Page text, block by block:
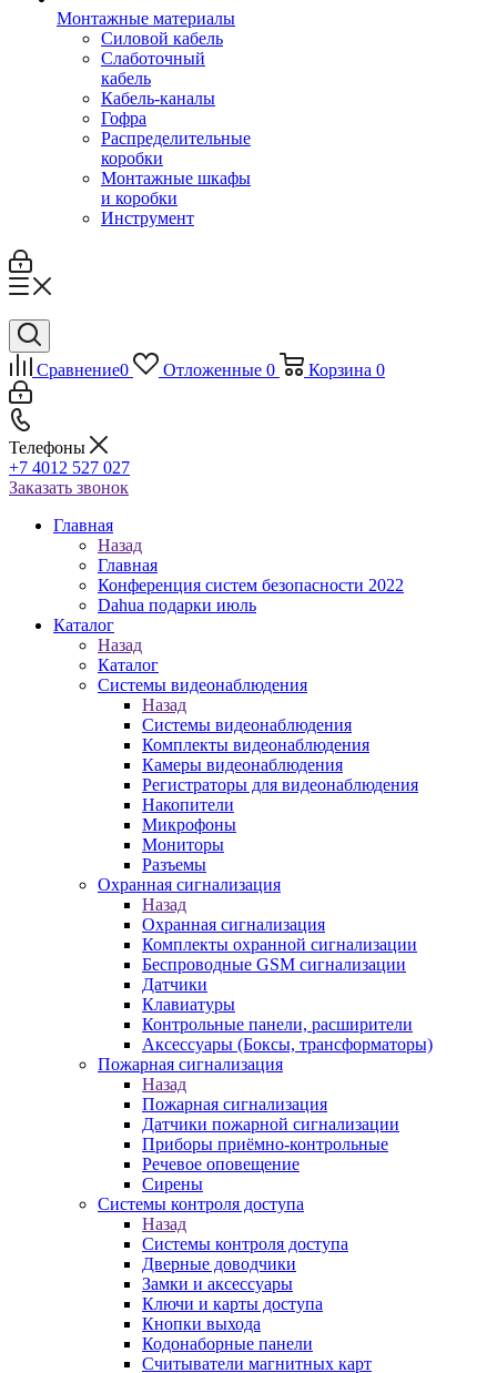
Монтажные материалы
Силовой кабель
Слаботочный
кабель
Кабель-каналы
Гофра
Распределительные
коробки
Монтажные шкафы
и коробки
Инструмент
Сравнение0 Отложенные 0 Корзина 0
Телефоны
+7 4012 527 027
Заказать звонок
Главная
Назад
Главная
Конференция систем безопасности 2022
Dahua подарки июль
Каталог
Назад
Каталог
Системы видеонаблюдения
Назад
Системы видеонаблюдения
Комплекты видеонаблюдения
Камеры видеонаблюдения
Регистраторы для видеонаблюдения
Накопители
Микрофоны
Мониторы
Разъемы
Охранная сигнализация
Назад
Охранная сигнализация
Комплекты охранной сигнализации
Беспроводные GSM сигнализации
Датчики
Клавиатуры
Контрольные панели, расширители
Аксессуары (Боксы, трансформаторы)
Пожарная сигнализация
Назад
Пожарная сигнализация
Датчики пожарной сигнализации
Приборы приёмно-контрольные
Речевое оповещение
Сирены
Системы контроля доступа
Назад
Системы контроля доступа
Дверные доводчики
Замки и аксессуары
Ключи и карты доступа
Кнопки выхода
Кодонаборные панели
Считыватели магнитных карт